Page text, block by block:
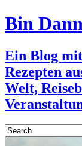
Bin
Ein Blog
Rezepten
Welt,
Search